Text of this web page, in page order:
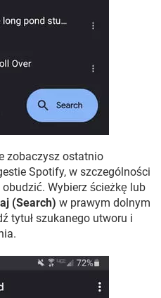
zobaczysz ostatnio
Spotify, w szczególności
Wybierz ścieżkę lub
(Search) w prawym dolnym
tytuł szukanego utworu i